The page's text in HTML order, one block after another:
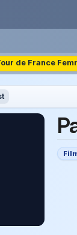
de France